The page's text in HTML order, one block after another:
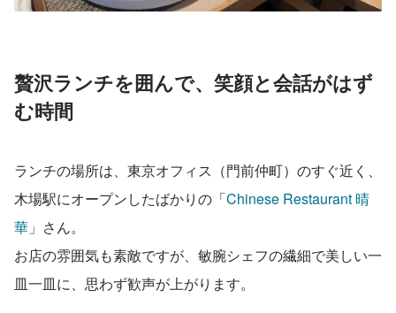
贅沢ランチを囲んで、笑顔と会話がはず
む時間
ランチの場所は、東京オフィス（門前仲町）のすぐ近く、
木場駅にオープンしたばかりの「Chinese Restaurant 晴
華 」さん。
お店の雰囲気も素敵ですが、敏腕シェフの繊細で美しい一
皿一皿に、思わず歓声が上がります。